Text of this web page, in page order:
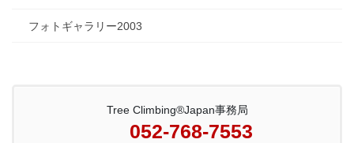
フォトギャラリー2003
Tree Climbing®Japan事務局
052-768-7553